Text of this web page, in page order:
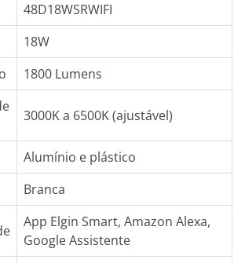
48D18WSRWIFI
18W
1800 Lumens
3000K a 6500K (ajustável)
Alumínio e plástico
Branca
App Elgin Smart, Amazon Alexa,
Google Assistente